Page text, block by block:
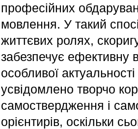
професійних
мовлення. У такий
життєвих ролях,
забезпечує ефективну
особливої
усвідомлено творчо
самоствердження і
орієнтирів, оскільки